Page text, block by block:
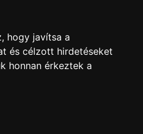
hogy javítsa a
és célzott hirdetéseket
honnan érkeztek a
július 8-án tartották meg.
amely többek között – a